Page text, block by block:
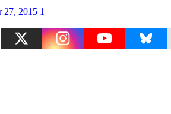
27, 2015 1